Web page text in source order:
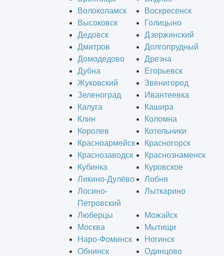
Волоколамск
Воскресенск
Высоковск
Голицыно
Дедовск
Дзержинский
Дмитров
Долгопрудный
Домодедово
Дрезна
Дубна
Егорьевск
Жуковский
Звенигород
Зеленоград
Ивантеевка
Калуга
Кашира
Клин
Коломна
Королев
Котельники
Красноармейск
Красногорск
Краснозаводск
Краснознаменск
Кубинка
Куровское
Ликино-Дулёво
Лобня
Лосино-
Петровский
Лыткарино
Люберцы
Можайск
Москва
Мытищи
Наро-Фоминск
Ногинск
Обнинск
Одинцово